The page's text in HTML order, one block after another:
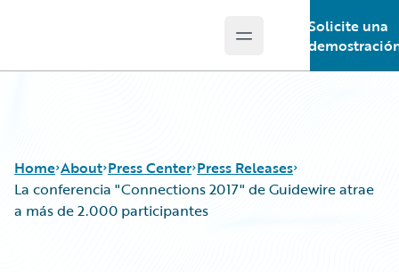
Open main menu
Solicite una
Home About Press Center Press Releases
La conferencia "Connections 2017" de Guidewire atrae
a más de 2.000 participantes